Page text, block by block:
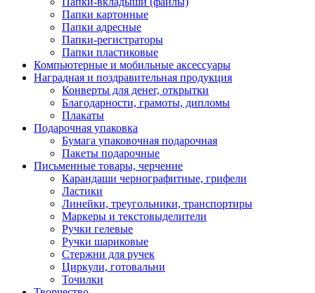
Папки картонные
Папки адресные
Папки-регистраторы
Папки пластиковые
Компьютерные и мобильные аксессуары
Наградная и поздравительная продукция
Конверты для денег, открытки
Благодарности, грамоты, дипломы
Плакаты
Подарочная упаковка
Бумага упаковочная подарочная
Пакеты подарочные
Письменные товары, черчение
Карандаши чернографитные, грифели
Ластики
Линейки, треугольники, транспортиры
Маркеры и текстовыделители
Ручки гелевые
Ручки шариковые
Стержни для ручек
Циркули, готовальни
Точилки